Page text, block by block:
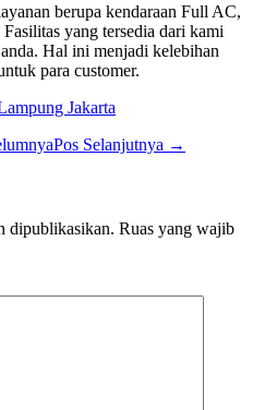
berupa kendaraan Full AC,
yang tersedia dari kami
Hal ini menjadi kelebihan
para customer.
Jakarta
Pos Selanjutnya →
dipublikasikan. Ruas yang wajib